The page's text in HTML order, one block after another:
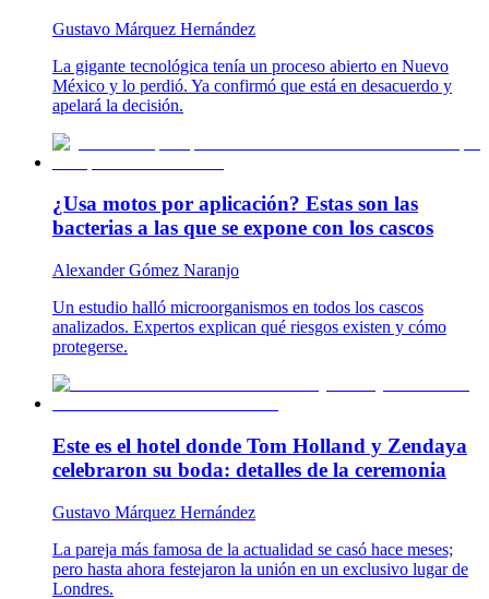
Gustavo Márquez Hernández
La gigante tecnológica tenía un proceso abierto en Nuevo
México y lo perdió. Ya confirmó que está en desacuerdo y
apelará la decisión.
¿Usa motos por aplicación? Estas son las
bacterias a las que se expone con los cascos
Alexander Gómez Naranjo
Un estudio halló microorganismos en todos los cascos
analizados. Expertos explican qué riesgos existen y cómo
protegerse.
Este es el hotel donde Tom Holland y Zendaya
celebraron su boda: detalles de la ceremonia
Gustavo Márquez Hernández
La pareja más famosa de la actualidad se casó hace meses;
pero hasta ahora festejaron la unión en un exclusivo lugar de
Londres.